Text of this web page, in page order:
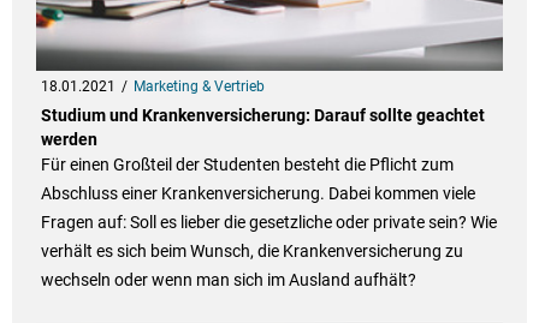
18.01.2021 Marketing & Vertrieb
Studium und Krankenversicherung: Darauf sollte geachtet
werden
Für einen Großteil der Studenten besteht die Pflicht zum
Abschluss einer Krankenversicherung. Dabei kommen viele
Fragen auf: Soll es lieber die gesetzliche oder private sein? Wie
verhält es sich beim Wunsch, die Krankenversicherung zu
wechseln oder wenn man sich im Ausland aufhält?